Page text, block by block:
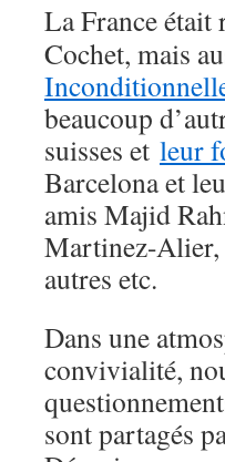
LaFrance était
Cochet, mais
beaucoup
suisses et leur
Barcelona et
amis Majid
Martinez-Alier,
autres etc.
Dans une
convivialité,
sont partagés